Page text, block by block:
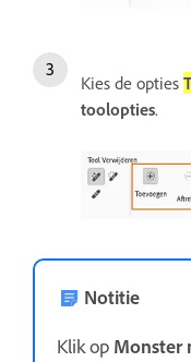
Kies de opties
toolopties.
Notitie
Klik op Monster